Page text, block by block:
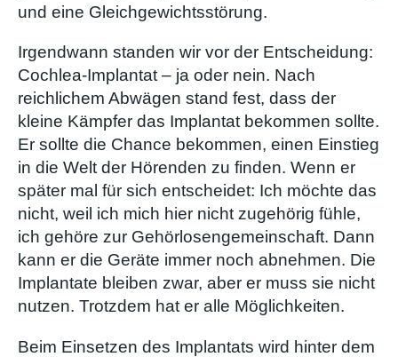
und eine Gleichgewichtsstörung.
Irgendwann standen wir vor der Entscheidung:
Cochlea-Implantat – ja oder nein. Nach
reichlichem Abwägen stand fest, dass der
kleine Kämpfer das Implantat bekommen sollte.
Er sollte die Chance bekommen, einen Einstieg
in die Welt der Hörenden zu finden. Wenn er
später mal für sich entscheidet: Ich möchte das
nicht, weil ich mich hier nicht zugehörig fühle,
ich gehöre zur Gehörlosengemeinschaft. Dann
kann er die Geräte immer noch abnehmen. Die
Implantate bleiben zwar, aber er muss sie nicht
nutzen. Trotzdem hat er alle Möglichkeiten.
Beim Einsetzen des Implantats wird hinter dem